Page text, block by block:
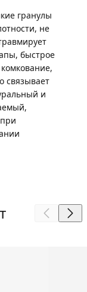
гранулы
не
быстрое
связывает
и